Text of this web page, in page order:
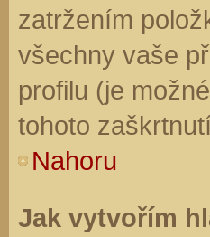
zatržením
všechny vaše
profilu (je
tohoto
Nahoru
Jak vytvořím